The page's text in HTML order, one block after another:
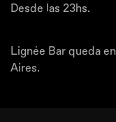
Desde las 23hs.
Lignée Bar queda
Aires.